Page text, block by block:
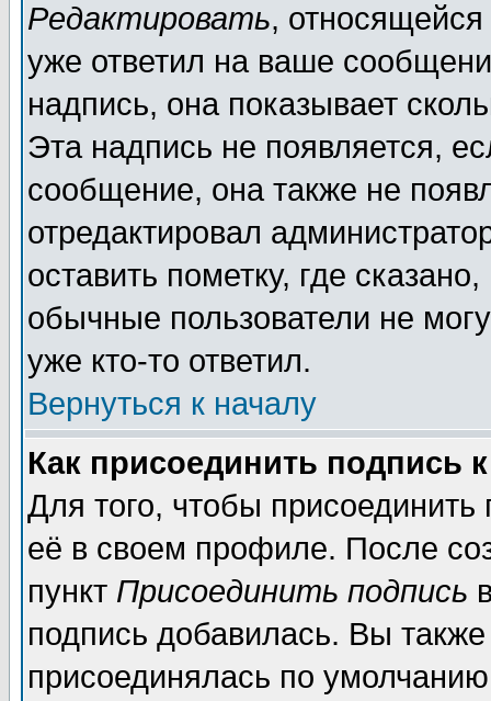
Редактировать,
уже ответил на ваше
надпись, она показывает
Эта надпись не появляется,
сообщение, она также не
отредактировал
оставить пометку, где
обычные пользователи не
уже кто-то ответил.
Вернуться к началу
Как присоединить подпись
Для того, чтобы
её в своем профиле. После
пункт Присоединить подпись
подпись добавилась. Вы
присоединялась по